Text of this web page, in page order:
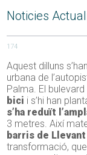
Noticies
174
Aquest dilluns
urbana de
Palma. El
bici i s’hi han
s’ha reduït
3 metres. Així
barris de
transformació, que